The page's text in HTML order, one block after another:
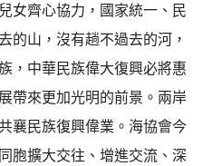
女齊心協力，國家統一、民
的山，沒有趟不過去的河，
，中華民族偉大復興必將惠
帶來更加光明的前景。兩岸
襄民族復興偉業。海協會今
胞擴大交往、增進交流、深